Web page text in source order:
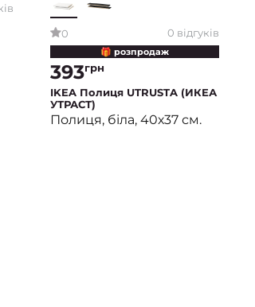
0 0 відгуків
🎁 розпродаж
393грн
IKEA Полиця UTRUSTA (ИКЕА
УТРАСТ)
Полиця, біла, 40х37 см.